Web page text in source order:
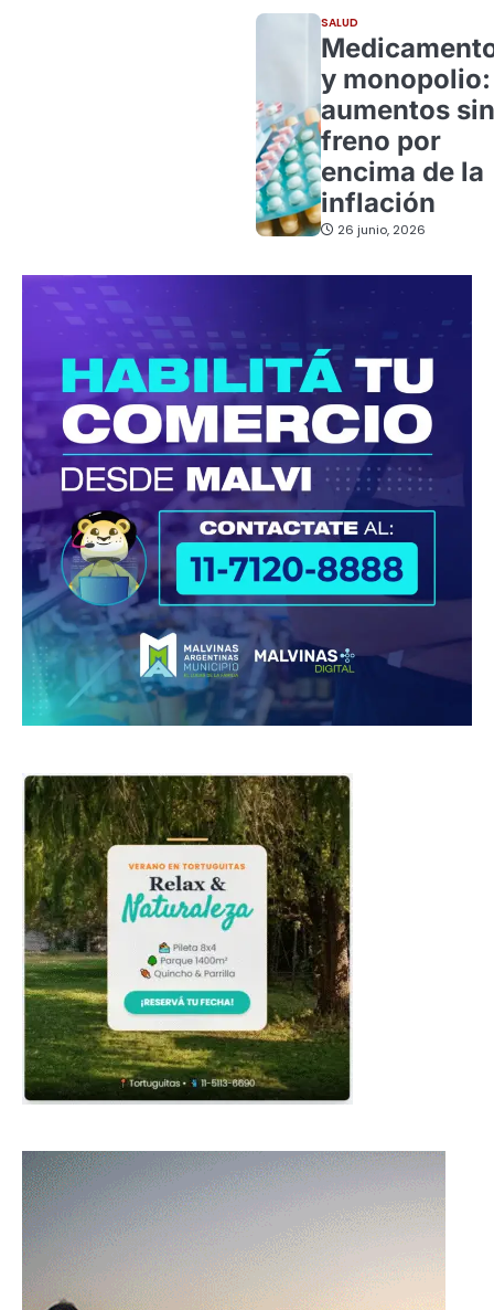
SALUD
y monopolio:
aumentos sin
freno por
encima de la
inflación
26 junio, 2026